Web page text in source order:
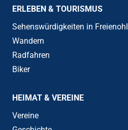
ERLEBEN & TOURISMUS
Sehenswürdigkeiten in Freienohl
Wandern
Radfahren
Biker
HEIMAT & VEREINE
Vereine